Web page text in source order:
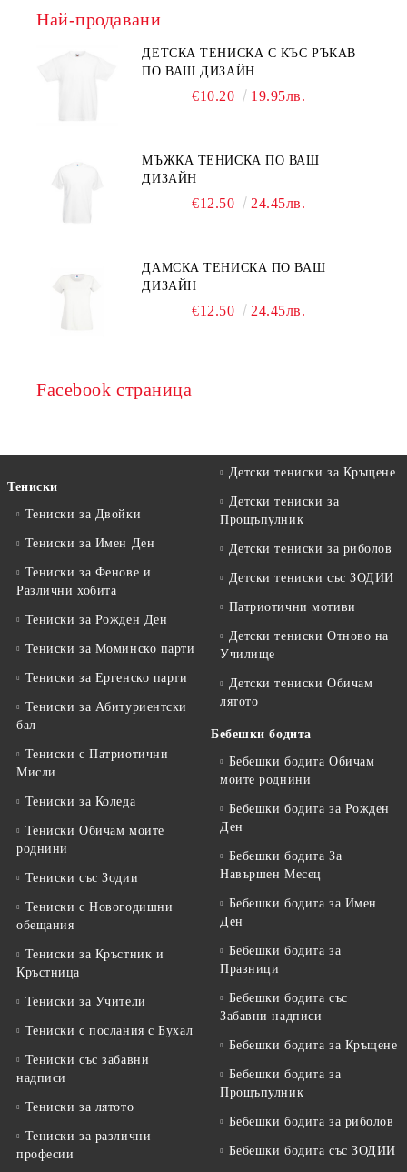
Най-продавани
ДЕТСКА ТЕНИСКА С КЪС РЪКАВ
ПО ВАШ ДИЗАЙН
€10.20 19.95лв.
МЪЖКА ТЕНИСКА ПО ВАШ
ДИЗАЙН
€12.50 24.45лв.
ДАМСКА ТЕНИСКА ПО ВАШ
ДИЗАЙН
€12.50 24.45лв.
Facebook страница
Тениски
Тениски за Двойки
Тениски за Имен Ден
Тениски за Фенове и
Различни хобита
Тениски за Рожден Ден
Тениски за Mоминско парти
Тениски за Eргенско парти
Тениски за Aбитуриентски
бал
Тениски с Патриотични
Мисли
Тениски за Коледа
Тениски Обичам моите
роднини
Тениски със Зодии
Тениски с Новогодишни
обещания
Тениски за Кръстник и
Кръстница
Тениски за Учители
Тениски с послания с Бухал
Тениски със забавни
надписи
Тениски за лятото
Тениски за различни
професии
Детски тениски за Кръщене
Детски тениски за
Прощъпулник
Детски тениски за риболов
Детски тениски със ЗОДИИ
Патриотични мотиви
Детски тениски Отново на
Училище
Детски тениски Обичам
лятото
Бебешки бодита
Бебешки бодита Обичам
моите роднини
Бебешки бодита за Рожден
Ден
Бебешки бодита За
Навършен Месец
Бебешки бодита за Имен
Ден
Бебешки бодита за
Празници
Бебешки бодита със
Забавни надписи
Бебешки бодита за Кръщене
Бебешки бодита за
Прощъпулник
Бебешки бодита за риболов
Бебешки бодита със ЗОДИИ